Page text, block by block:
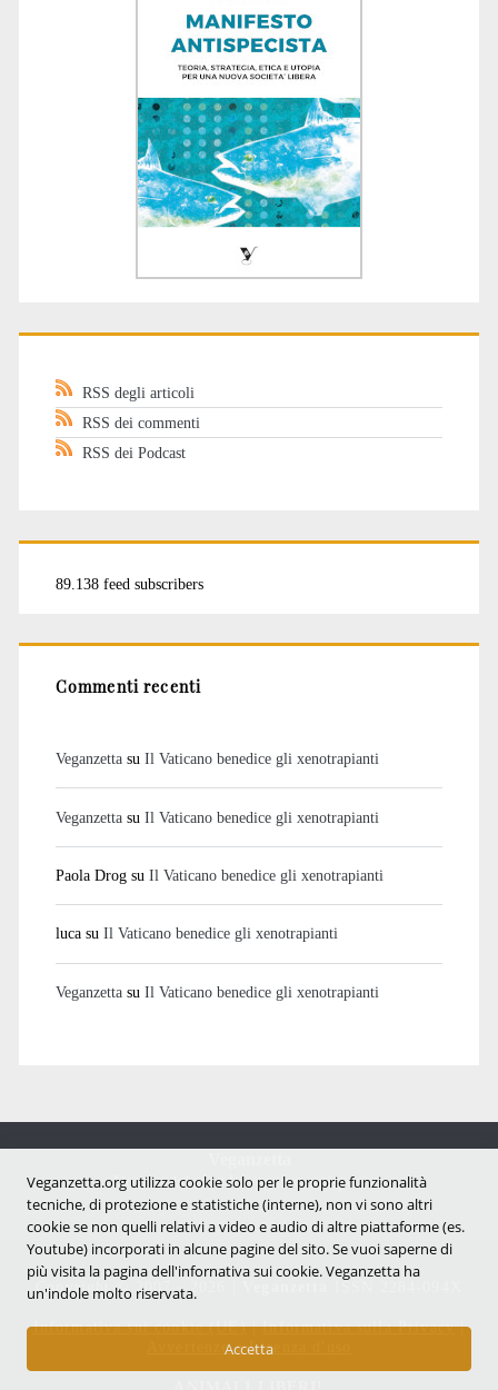
RSS degli articoli
RSS dei commenti
RSS dei Podcast
89.138 feed subscribers
Commenti recenti
Veganzettasu Il Vaticano benedice gli xenotrapianti
Veganzettasu Il Vaticano benedice gli xenotrapianti
Paola Drogsu Il Vaticano benedice gli xenotrapianti
lucasu Il Vaticano benedice gli xenotrapianti
Veganzettasu Il Vaticano benedice gli xenotrapianti
Notizie dal mondo vegan e antispecista
Copyright © 2007 - 2026 |
Informativa sui cookie (UE)|Informativa sulla Privacy|
Avvertenze e Licenza d'uso
Veganzetta.org utilizza cookie solo per le proprie funzionalità
tecniche, di protezione e statistiche (interne), non vi sono altri
cookie se non quelli relativi a video e audio di altre piattaforme (es.
Youtube) incorporati in alcune pagine del sito. Se vuoi saperne di
più visita la pagina dell'infornativa sui cookie. Veganzetta ha
un'indole molto riservata.
Accetta